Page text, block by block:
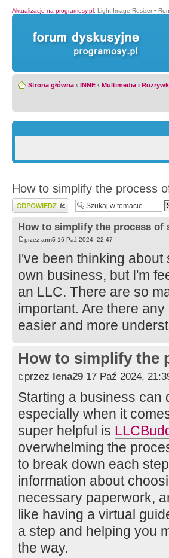
Aktualizacje na programosy.pl: Light Image Resizer •
Strona główna ‹ INNE ‹ Multimedia i
How to simplify the process
Wyślij odpowiedź
How to simplify the process of
przez ann5 16 Paź 2024, 22:47
I've been thinking about
own business, but I'm
an LLC. There are so
important. Are there
easier and more
How to simplify the
przez lena29 17 Paź 2024,
Starting a business can
especially when it
super helpful is
overwhelming the
to break down each
information about
necessary paperwork,
like having a virtual
a step and helping you
the way.